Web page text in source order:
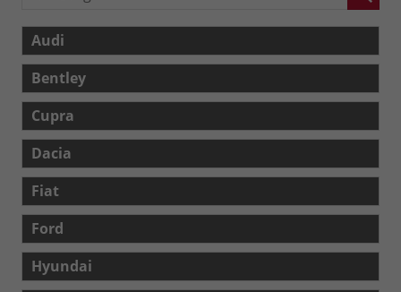
Audi
Bentley
Cupra
Dacia
Fiat
Ford
Hyundai